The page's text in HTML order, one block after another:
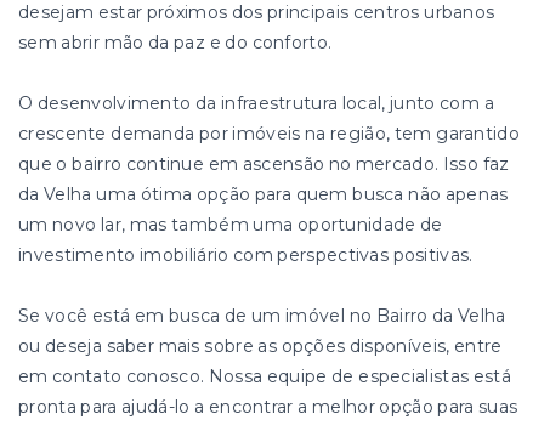
desejam estar próximos dos principais centros urbanos
sem abrir mão da paz e do conforto.
O desenvolvimento da infraestrutura local, junto com a
crescente demanda por imóveis na região, tem garantido
que o bairro continue em ascensão no mercado. Isso faz
da Velha uma ótima opção para quem busca não apenas
um novo lar, mas também uma oportunidade de
investimento imobiliário com perspectivas positivas.
Se você está em busca de um imóvel no Bairro da Velha
ou deseja saber mais sobre as opções disponíveis, entre
em contato conosco. Nossa equipe de especialistas está
pronta para ajudá-lo a encontrar a melhor opção para suas